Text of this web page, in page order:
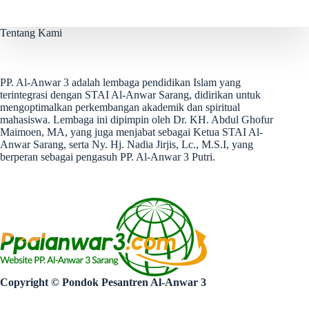
Tentang Kami
PP. Al-Anwar 3 adalah lembaga pendidikan Islam yang
terintegrasi dengan STAI Al-Anwar Sarang, didirikan untuk
mengoptimalkan perkembangan akademik dan spiritual
mahasiswa. Lembaga ini dipimpin oleh Dr. KH. Abdul Ghofur
Maimoen, MA, yang juga menjabat sebagai Ketua STAI Al-
Anwar Sarang, serta Ny. Hj. Nadia Jirjis, Lc., M.S.I, yang
berperan sebagai pengasuh PP. Al-Anwar 3 Putri.
Copyright © Pondok Pesantren Al-Anwar 3